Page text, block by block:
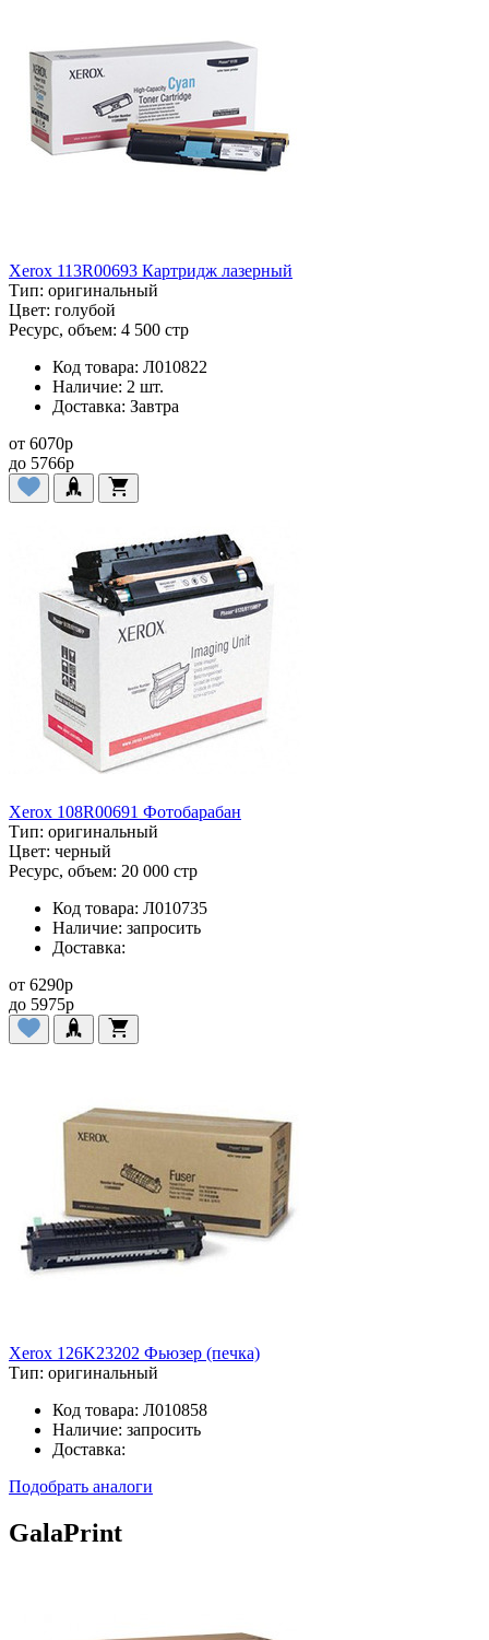
Xerox 113R00693 Картридж лазерный
Тип: оригинальный
Цвет: голубой
Ресурс, объем: 4 500 стр
Код товара: Л010822
Наличие: 2 шт.
Доставка: Завтра
от 6070p
до 5766p
Xerox 108R00691 Фотобарабан
Тип: оригинальный
Цвет: черный
Ресурс, объем: 20 000 стр
Код товара: Л010735
Наличие: запросить
Доставка:
от 6290p
до 5975p
Xerox 126K23202 Фьюзер (печка)
Тип: оригинальный
Код товара: Л010858
Наличие: запросить
Доставка:
Подобрать аналоги
GalaPrint